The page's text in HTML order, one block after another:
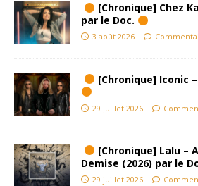
[Chronique] Chez
par le Doc.
3 août 2026
[Chronique] Iconic
29 juillet 2026
[Chronique] Lalu –
Demise (2026) par le
29 juillet 2026